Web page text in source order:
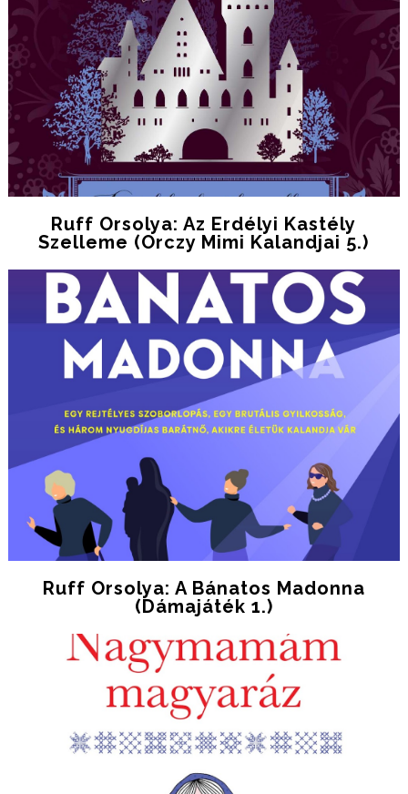
Ruff Orsolya: Az ​erdélyi Kastély
Szelleme (Orczy Mimi Kalandjai 5.)
Ruff Orsolya: A Bánatos Madonna
(Dámajáték 1.)